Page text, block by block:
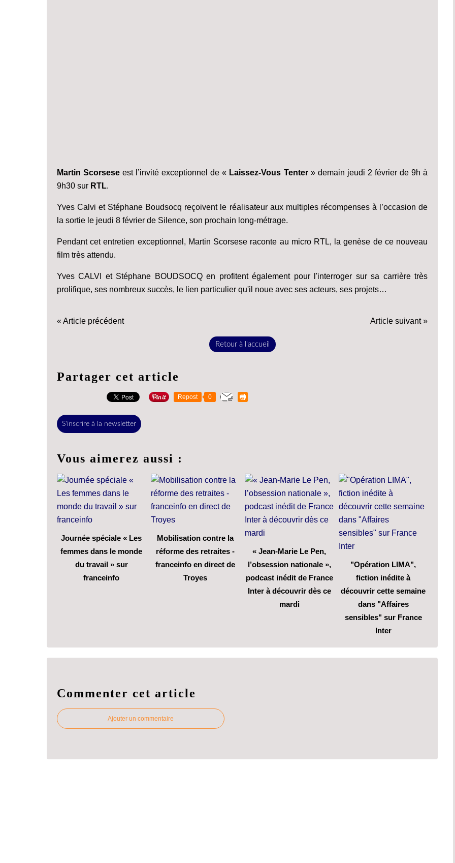
Martin Scorseseest l’invité exceptionnel de « Laissez-Vous Tenter» demain jeudi 2 février de 9h à
9h30 sur RTL.
Yves Calvi et Stéphane Boudsocq reçoivent le réalisateur aux multiples récompenses à l’occasion de
la sortie le jeudi 8 février de Silence, son prochain long-métrage.
Pendant cet entretien exceptionnel, Martin Scorsese raconte au micro RTL, la genèse de ce nouveau
film très attendu.
Yves CALVI et Stéphane BOUDSOCQ en profitent également pour l'interroger sur sa carrière très
prolifique, ses nombreux succès, le lien particulier qu'il noue avec ses acteurs, ses projets…
« Article précédent Article suivant »
Retour à l'accueil
Partager cet article
Repost 0
S'inscrire à la newsletter
Vous aimerez aussi :
Journée spéciale « Les
femmes dans le monde
du travail » sur
franceinfo
Mobilisation contre la
réforme des retraites -
franceinfo en direct de
Troyes
« Jean-Marie Le Pen,
l’obsession nationale »,
podcast inédit de France
Inter à découvrir dès ce
mardi
"Opération LIMA",
fiction inédite à
découvrir cette semaine
dans "Affaires
sensibles" sur France
Inter
Commenter cet article
Ajouter un commentaire